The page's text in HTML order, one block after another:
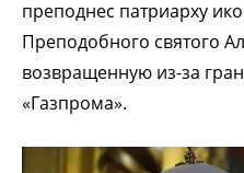
преподнес патриарху
Преподобного святого
возвращенную из-за
«Газпрома».